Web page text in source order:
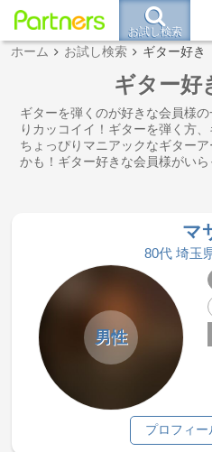
お試し検索
ホーム お試し検索 ギター好き
ギター好
ギターを弾くのが好きな会員様
りカッコイイ！ギターを弾く方
ちょっぴりマニアックなギター
かも！ギター好きな会員様がいら
マ
80代 埼玉
男性
プロフィー